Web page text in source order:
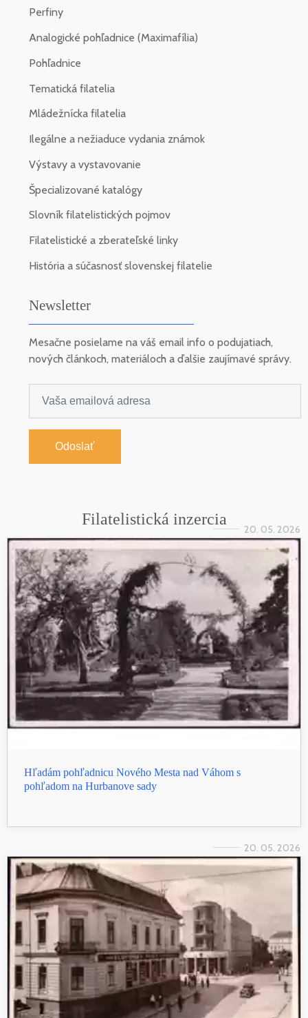
Perfiny
Analogické pohľadnice (Maximafília)
Pohľadnice
Tematická filatelia
Mládežnícka filatelia
Ilegálne a nežiaduce vydania známok
Výstavy a vystavovanie
Špecializované katalógy
Slovník filatelistických pojmov
Filatelistické a zberateľské linky
História a súčasnosť slovenskej filatelie
Newsletter
Mesačne posielame na váš email info o podujatiach,
nových článkoch, materiáloch a ďalšie zaujímavé správy.
Odoslať
Filatelistická inzercia
20. 05. 2026
Hľadám pohľadnicu Nového Mesta nad Váhom s
pohľadom na Hurbanove sady
20. 05. 2026